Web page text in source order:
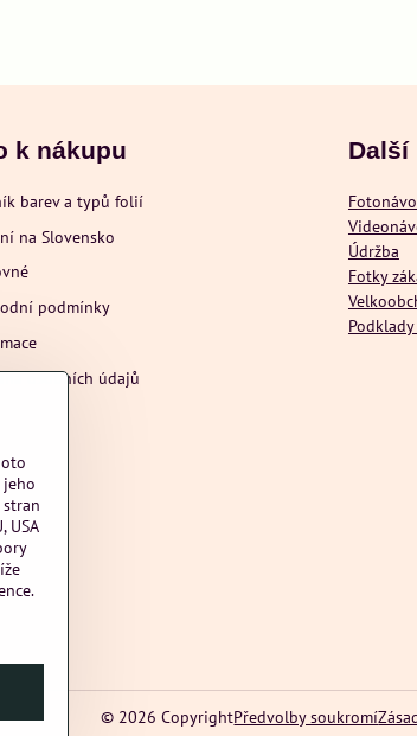
k nákupu
barev a typů folií
na Slovensko
podmínky
osobních údajů
Další
Údržba
Fotky
© 2026 CopyrightPředvolby soukromí
USA